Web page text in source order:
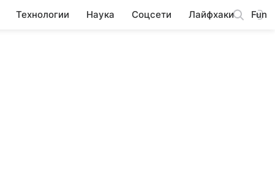
Технологии Наука Соцсети Лайфхаки Fun